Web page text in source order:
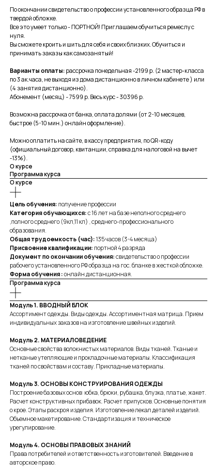
По окончании свидетельство о профессии установленного образца РФ в
твердой обложке.
Все это умеет только - ПОРТНОЙ! Приглашаем обучиться ремеслу с
нуля.
Вы сможете кроить и шить для себя и своих близких. Обучиться и
принимать заказы как самозанятый!
Варианты оплаты: рассрочка понедельная -2199 р. (2 мастер-класса
по 3 ак.часа, не выходя из дома дистанционно в личном кабинете ) или
(4 занятия дистанционно).
Абонемент (месяц) - 7599 р. Весь курс - 30396 р.
Возможна рассрочка от банка, оплата долями (от 2-10 месяцев,
быстрое (5-10 мин.) онлайн оформление).
Можно оплатить на сайте, в кассу предприятия, по QR-коду
(официальный договор, квитанции, справка для налоговой на вычет
-13%).
О курсе
Программа курса
О курсе
Цель обучения: получение профессии
Категория обучающихся:с 16 лет на базе неполного среднего
,полного среднего (9кл,11 кл) , среднего-профессионального
образования.
Общая трудоемкость (час):135 часов (3-4 месяца)
Присвоение квалификации: портной 4 разряда
Документ по окончании обучения:свидетельство о профессии
рабочего установленного РФ образца на гос. бланке в жесткой обложке.
Форма обучения :онлайндистанционная.
Программа курса
Модуль 1. ВВОДНЫЙ БЛОК
Ассортимент одежды. Виды одежды. Ассортиментная матрица. Прием
индивидуальных заказов на изготовление швейных изделий.
Модуль 2. МАТЕРИАЛОВЕДЕНИЕ
Основные свойства волокнистых материалов. Виды тканей. Тканые и
нетканые утепляющие и прокладочные материалы. Классификация
тканей по свойствам и составу. Прикладные материалы.
Модуль 3. ОСНОВЫ КОНСТРУИРОВАНИЯ ОДЕЖДЫ
Построение базовых основ: юбка, брюки, рубашка, блузка, платье, жакет.
Расчет конструктивных прибавок. Расчет припусков. Основные понятия
о крое. Этапы раскроя изделия. Изготовление лекал деталей изделий.
Объемное макетирование. Стандартизация и техническое
урегулирование.
Модуль 4. ОСНОВЫ ПРАВОВЫХ ЗНАНИЙ
Права потребителей и ответственность изготовителей. Введение в
авторское право.